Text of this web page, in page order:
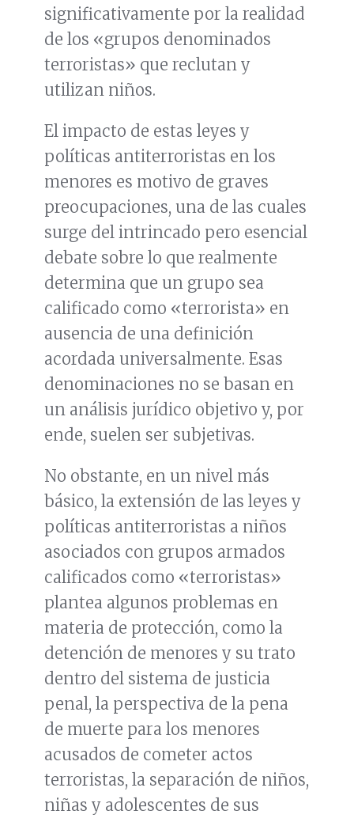
significativamente por la realidad
de los «grupos denominados
terroristas» que reclutan y
utilizan niños.
El impacto de estas leyes y
políticas antiterroristas en los
menores es motivo de graves
preocupaciones, una de las cuales
surge del intrincado pero esencial
debate sobre lo que realmente
determina que un grupo sea
calificado como «terrorista» en
ausencia de una definición
acordada universalmente. Esas
denominaciones no se basan en
un análisis jurídico objetivo y, por
ende, suelen ser subjetivas.
No obstante, en un nivel más
básico, la extensión de las leyes y
políticas antiterroristas a niños
asociados con grupos armados
calificados como «terroristas»
plantea algunos problemas en
materia de protección, como la
detención de menores y su trato
dentro del sistema de justicia
penal, la perspectiva de la pena
de muerte para los menores
acusados de cometer actos
terroristas, la separación de niños,
niñas y adolescentes de sus